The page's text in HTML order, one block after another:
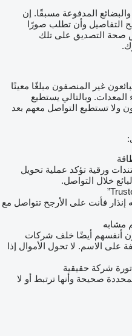
المدفوعة مسبقًا. إن
وأن تطلب صورًا
صحة التصديق على تلك
غير المنصفون مبلغًا معينًا
وبالتالي يستطيع
ولا تستطيع التواصل معهم بعد
ورقية تؤكد عملية تحويل
خلال التواصل.
إنذار فأنت على الأرجح تتواصل مع
مشابه
أنفسهم أيضًا خلف شركات
على الاسم. لا تحول الأموال إذا
شركة حقيقية
صحيحة وأنها ترتبط أو لا